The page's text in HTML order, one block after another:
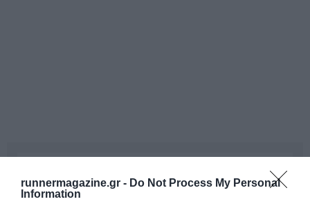
runnermagazine.gr - Do Not Process My Personal
Information